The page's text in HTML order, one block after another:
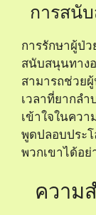
การสนั
การรักษาผู้ป่ว
สนับสนุนทาง
สามารถช่วย
เวลาที่ยากล
เข้าใจในคว
พูดปลอบประ
พวกเขาได้อย่
ความ